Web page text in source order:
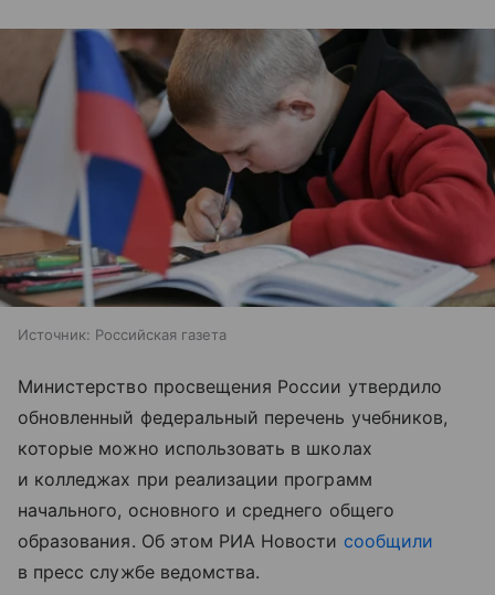
Источник: Российская газета
Министерство просвещения России утвердило
обновленный федеральный перечень учебников,
которые можно использовать в школах
и колледжах при реализации программ
начального, основного и среднего общего
образования. Об этом РИА Новости сообщили
в пресс службе ведомства.